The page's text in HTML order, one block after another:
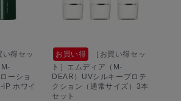
い得セッ
ーショ
IP ホワイ
お買い得
［お買い得セッ
ト］エムディア（M-
DEAR）UVシルキープロテ
クション（通常サイズ）3本
セット